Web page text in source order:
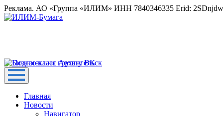
Реклама. АО «Группа «ИЛИМ» ИНН 7840346335 Erid:
Главная
Новости
Навигатор